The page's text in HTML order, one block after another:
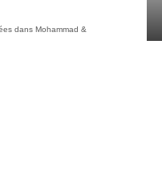
dans Mohammad &